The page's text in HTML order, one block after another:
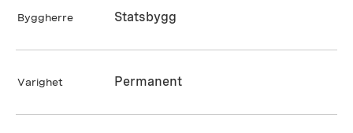
Byggherre Statsbygg
Varighet Permanent